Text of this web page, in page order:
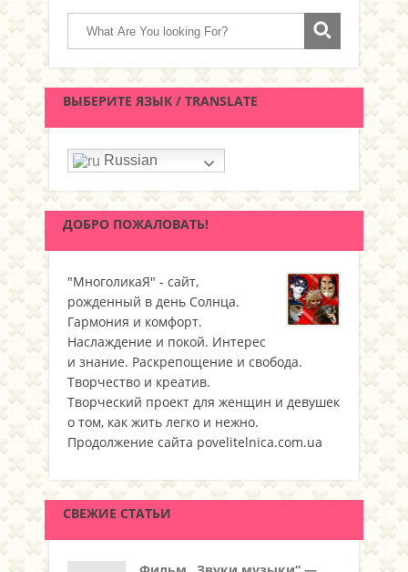
ВЫБЕРИТЕ ЯЗЫК / TRANSLATE
Russian
ДОБРО ПОЖАЛОВАТЬ!
"МноголикаЯ" - сайт,
рожденный в день Солнца.
Гармония и комфорт.
Наслаждение и покой. Интерес
и знание. Раскрепощение и свобода.
Творчество и креатив.
Творческий проект для женщин и девушек
о том, как жить легко и нежно.
Продолжение сайта povelitelnica.com.ua
СВЕЖИЕ СТАТЬИ